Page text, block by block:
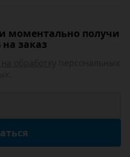
моментально получи
на заказ